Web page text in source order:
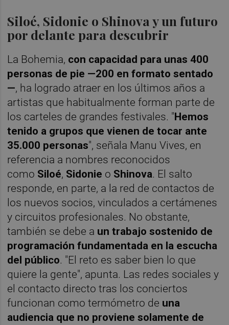
Siloé, Sidonie o Shinova y un futuro
por delante para descubrir
La Bohemia, con capacidad para unas 400
personas de pie —200 en formato sentado
—, ha logrado atraer en los últimos años a
artistas que habitualmente forman parte de
los carteles de grandes festivales. "Hemos
tenido a grupos que vienen de tocar ante
35.000 personas", señala Manu Vives, en
referencia a nombres reconocidos
como Siloé, Sidonie o Shinova. El salto
responde, en parte, a la red de contactos de
los nuevos socios, vinculados a certámenes
y circuitos profesionales. No obstante,
también se debe a un trabajo sostenido de
programación fundamentada en la escucha
del público. "El reto es saber bien lo que
quiere la gente", apunta. Las redes sociales y
el contacto directo tras los conciertos
funcionan como termómetro de una
audiencia que no proviene solamente de